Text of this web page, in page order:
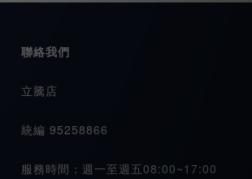
聯絡我們
立騰店
統編 95258866
服務時間：週一至週五08:00~17:00